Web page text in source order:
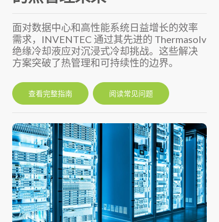
面对数据中心和高性能系统日益增长的效率
需求，INVENTEC 通过其先进的 Thermasolv
绝缘冷却液应对沉浸式冷却挑战。这些解决
方案突破了热管理和可持续性的边界。
查看完整指南 阅读常见问题